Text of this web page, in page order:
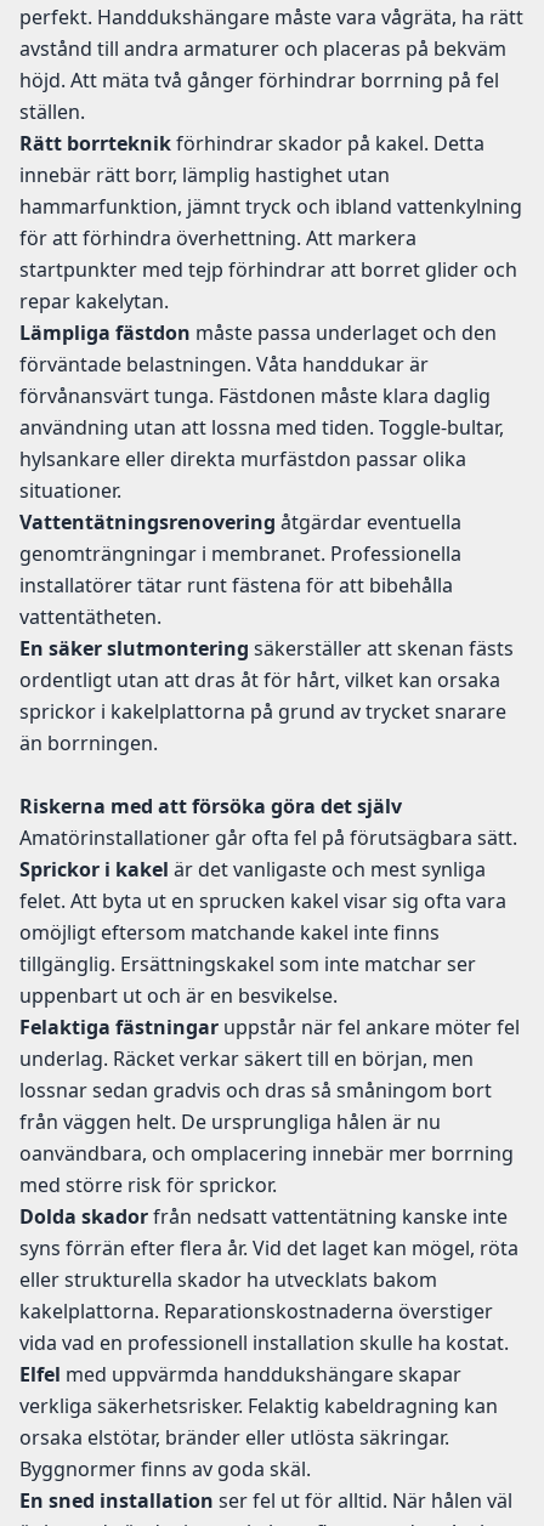
perfekt. Handdukshängare måste vara vågräta, ha rätt
avstånd till andra armaturer och placeras på bekväm
höjd. Att mäta två gånger förhindrar borrning på fel
ställen.
Rätt borrteknikförhindrar skador på kakel. Detta
innebär rätt borr, lämplig hastighet utan
hammarfunktion, jämnt tryck och ibland vattenkylning
för att förhindra överhettning. Att markera
startpunkter med tejp förhindrar att borret glider och
repar kakelytan.
Lämpliga fästdon måste passa underlaget och den
förväntade belastningen. Våta handdukar är
förvånansvärt tunga. Fästdonen måste klara daglig
användning utan att lossna med tiden. Toggle-bultar,
hylsankare eller direkta murfästdon passar olika
situationer.
Vattentätningsrenovering åtgärdar eventuella
genomträngningar i membranet. Professionella
installatörer tätar runt fästena för att bibehålla
vattentätheten.
En säker slutmontering säkerställer att skenan fästs
ordentligt utan att dras åt för hårt, vilket kan orsaka
sprickor i kakelplattorna på grund av trycket snarare
än borrningen.
Riskerna med att försöka göra det själv
Amatörinstallationer går ofta fel på förutsägbara sätt.
Sprickor i kakel är det vanligaste och mest synliga
felet. Att byta ut en sprucken kakel visar sig ofta vara
omöjligt eftersom matchande kakel inte finns
tillgänglig. Ersättningskakel som inte matchar ser
uppenbart ut och är en besvikelse.
Felaktiga fästningar uppstår när fel ankare möter fel
underlag. Räcket verkar säkert till en början, men
lossnar sedan gradvis och dras så småningom bort
från väggen helt. De ursprungliga hålen är nu
oanvändbara, och omplacering innebär mer borrning
med större risk för sprickor.
Dolda skadorfrån nedsatt vattentätning kanske inte
syns förrän efter flera år. Vid det laget kan mögel, röta
eller strukturella skador ha utvecklats bakom
kakelplattorna. Reparationskostnaderna överstiger
vida vad en professionell installation skulle ha kostat.
Elfel med uppvärmda handdukshängare skapar
verkliga säkerhetsrisker. Felaktig kabeldragning kan
orsaka elstötar, bränder eller utlösta säkringar.
Byggnormer finns av goda skäl.
En sned installation ser fel ut för alltid. När hålen väl